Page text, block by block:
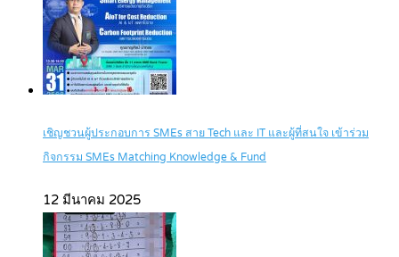
เชิญชวนผู้ประกอบการ SMEs สาย Tech และ IT และผู้ที่สนใจ เข้าร่วม
กิจกรรม SMEs Matching Knowledge & Fund
12 มีนาคม 2025